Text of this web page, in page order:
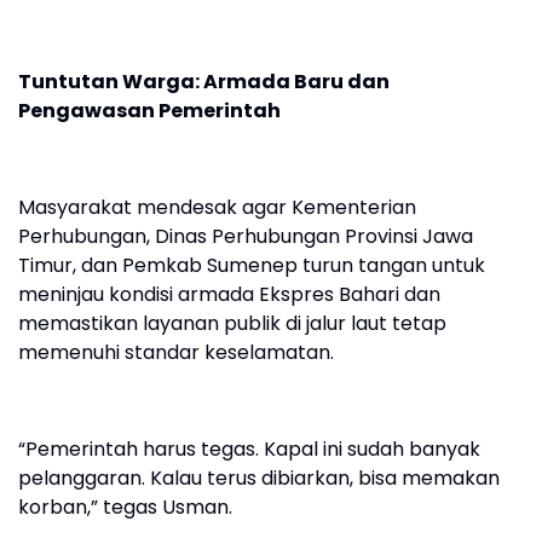
Tuntutan Warga: Armada Baru dan
Pengawasan Pemerintah
Masyarakat mendesak agar Kementerian
Perhubungan, Dinas Perhubungan Provinsi Jawa
Timur, dan Pemkab Sumenep turun tangan untuk
meninjau kondisi armada Ekspres Bahari dan
memastikan layanan publik di jalur laut tetap
memenuhi standar keselamatan.
“Pemerintah harus tegas. Kapal ini sudah banyak
pelanggaran. Kalau terus dibiarkan, bisa memakan
korban,” tegas Usman.